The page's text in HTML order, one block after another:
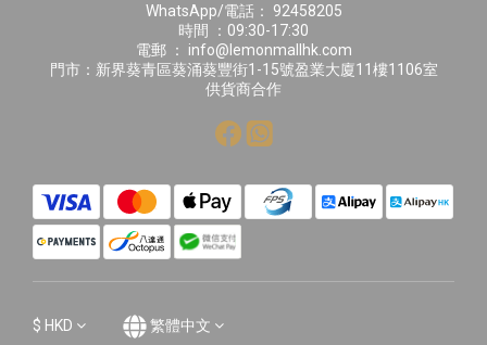
WhatsApp/電話： 92458205
時間 ：09:30-17:30
電郵 ： info@lemonmallhk.com
門市：新界葵青區葵涌葵豐街1-15號盈業大廈11樓1106室
供貨商合作
$ HKD 繁體中文